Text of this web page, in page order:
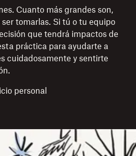
Cuanto más grandes son,
tomarlas. Si tú o tu equipo
que tendrá impactos de
práctica para ayudarte a
cuidadosamente y sentirte
personal